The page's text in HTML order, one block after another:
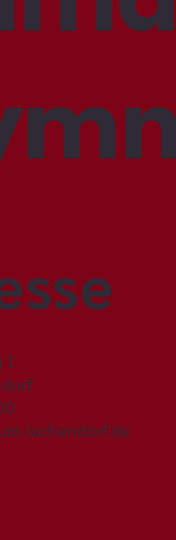
online!
lachendorf.de